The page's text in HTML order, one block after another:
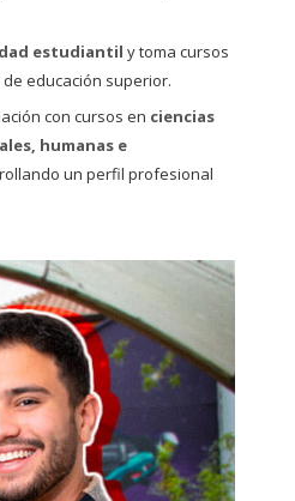
estudiantil y toma cursos
educación superior.
con cursos en ciencias
humanas e
un perfil profesional